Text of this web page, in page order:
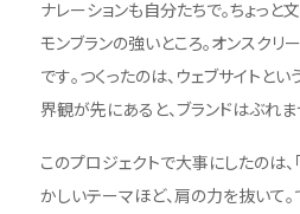
ナレーションも自分たちで。ちょっと
モンブランの強いところ。オンスク
です。つくったのは、ウェブサイトと
界観が先にあると、ブランドはぶれま
このプロジェクトで大事にしたのは、
かしいテーマほど、肩の力を抜いて。